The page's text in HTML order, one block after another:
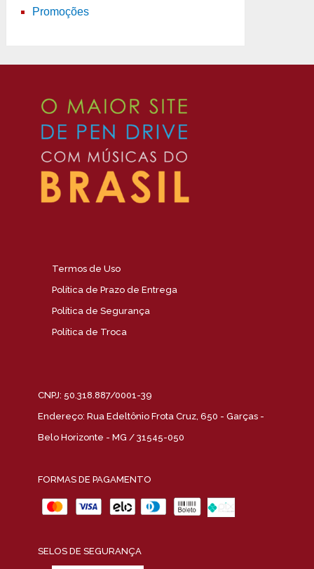
Promoções
Termos de Uso
Política de Prazo de Entrega
Política de Segurança
Política de Troca
CNPJ: 50.318.887/0001-39
Endereço: Rua Edeltônio Frota Cruz, 650 - Garças -
Belo Horizonte - MG / 31545-050
FORMAS DE PAGAMENTO
SELOS DE SEGURANÇA